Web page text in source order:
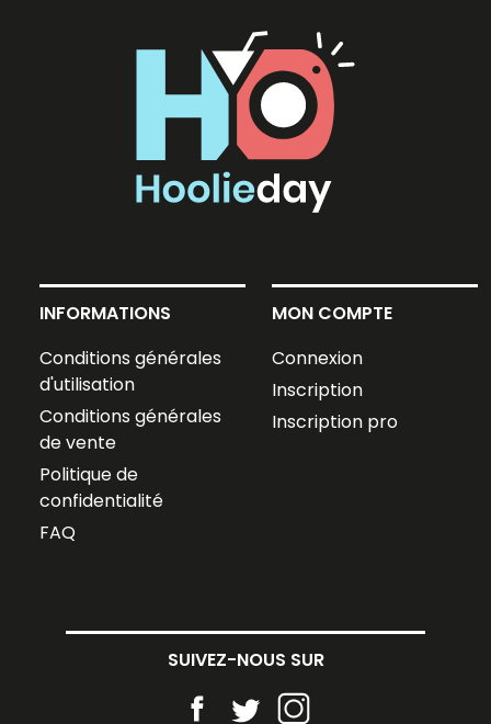
INFORMATIONS
Conditions générales
d'utilisation
Conditions générales
de vente
Politique de
confidentialité
FAQ
MON COMPTE
Connexion
Inscription
Inscription pro
SUIVEZ-NOUS SUR